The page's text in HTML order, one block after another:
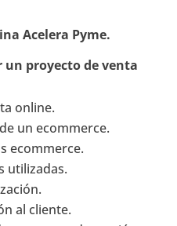
Acelera Pyme.
un proyecto de venta
online.
un ecommerce.
ecommerce.
utilizadas.
al cliente.